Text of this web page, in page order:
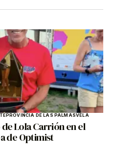
PROVINCIA DE LAS PALMASVELA
Lola Carrión en el
de Optimist